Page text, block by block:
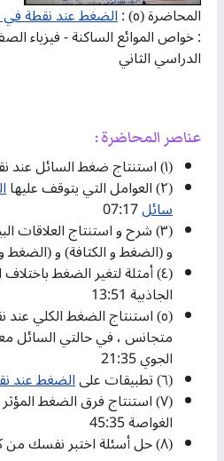
المحاضرة (٥) : الضغط عند نقطة
: خواص الموائع الساكنة - فيزياء
الدراسي الثاني
عناصر المحاضرة :
(١) استنتاج ضغط السائل عند نقطة في باطنه 1:25​
(٢) العوامل التي يتوقف عليها
سائل
(٣) شرح و استنتاج العلاقات
و (الضغط و الكثافة) و (الضغط و
(٤) أمثلة لتغير الضغط
الجاذبية 13:51​
(٥) استنتاج الضغط الكلي
متجانس ، في حالتي السائل
الجوي 21:35​
(٦) تطبيقات على الضغط عند
(٧) استنتاج فرق الضغط
الغواصة 45:35​
(٨) حل أسئلة اختبر نفسك من كتاب الإمتحان 48:32​